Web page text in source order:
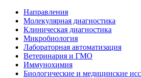
Направления
Молекулярная диагностика
Клиническая диагностика
Микробиология
Лабораторная автоматизация
Ветеринария и ГМО
Иммунохимия
Биологические и медицинские